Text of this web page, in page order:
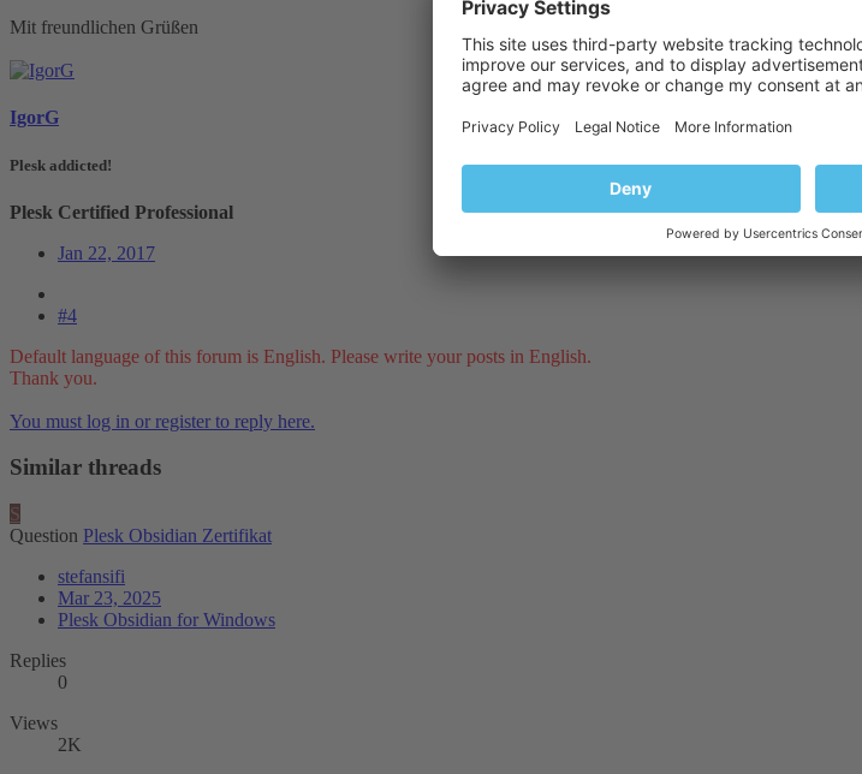
Mit freundlichen Grüßen
IgorG
Plesk addicted!
Plesk Certified Professional
Jan 22, 2017
#4
Default language of this forum is English. Please write your posts in English.
Thank you.
You must log in or register to reply here.
Similar threads
S
Question Plesk Obsidian Zertifikat
stefansifi
Mar 23, 2025
Plesk Obsidian for Windows
Replies
0
Views
2K